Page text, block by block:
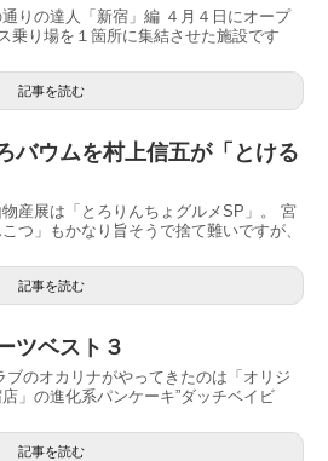
りの達人「新宿」編 ４月４日にオープ
乗り場を１箇所に集結させた施設です
記事を読む
バウムを村上信五が「とける
産展は「とろりんちょグルメSP」。 宮
つ」もかなり旨そうで捨て難いですが、
記事を読む
ツベスト３
のオカリナがやってきたのは「オリジ
」の進化系パンケーキ”ダッチベイビ
記事を読む